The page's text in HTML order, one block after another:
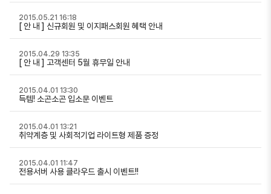
[ 안 내 ] 신규회원 및 이지패스회원 혜택 안내
2015.05.21 16:18
[ 안 내 ] 고객센터 5월 휴무일 안내
2015.04.29 13:35
득템! 소곤소곤 입소문 이벤트
2015.04.01 13:30
취약계층 및 사회적기업 라이트형 제품 증정
2015.04.01 13:21
전용서버 사용 클라우드 출시 이벤트!!
2015.04.01 11:47